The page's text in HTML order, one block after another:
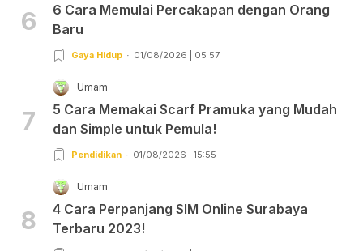
6
6 Cara Memulai Percakapan dengan Orang
Baru
Gaya Hidup 01/08/2026 | 05:57
7
Umam
5 Cara Memakai Scarf Pramuka yang Mudah
dan Simple untuk Pemula!
Pendidikan 01/08/2026 | 15:55
8
Umam
4 Cara Perpanjang SIM Online Surabaya
Terbaru 2023!